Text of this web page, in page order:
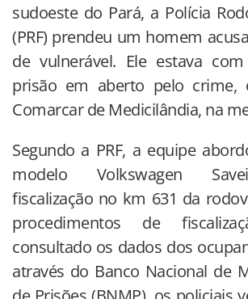
sudoeste do Pará, a Polícia
(PRF) prendeu um homem
de vulnerável. Ele estava
prisão em aberto pelo crime,
Comarcar de Medicilândia, na
Segundo a PRF, a equipe
modelo Volkswagen
fiscalização no km 631 da
procedimentos de
consultado os dados dos
através do Banco Nacional de